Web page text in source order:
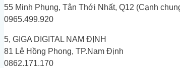
55 Minh Phụng, Tân Thới Nhất, Q12 (Cạnh
0965.499.920
5, GIGA DIGITAL NAM ĐỊNH
81 Lê Hồng Phong, TP.Nam Định
0862.171.170